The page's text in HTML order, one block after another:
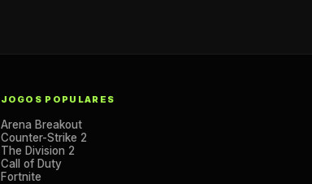
JOGOS POPULARES
Arena Breakout
Counter-Strike 2
The Division 2
Call of Duty
Fortnite